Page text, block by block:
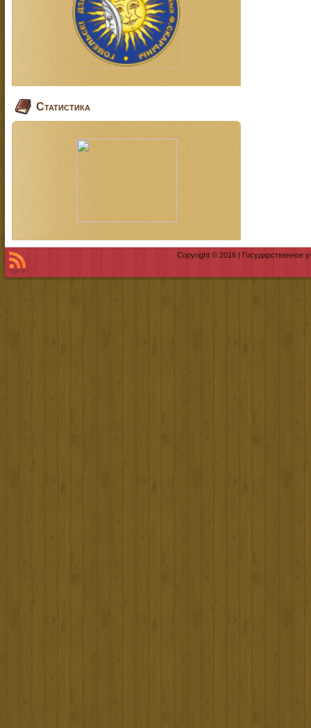
Статистика
Copyright © 2016 | Государственное